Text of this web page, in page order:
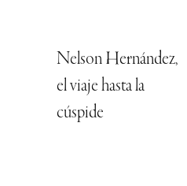
Nelson Hernández,
el viaje hasta la
cúspide